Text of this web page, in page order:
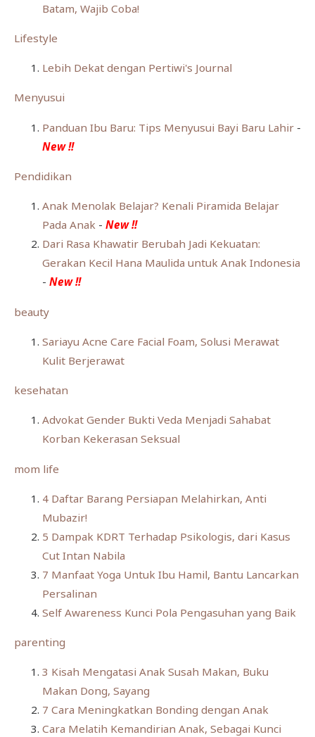
Batam, Wajib Coba!
Lifestyle
Lebih Dekat dengan Pertiwi's Journal
Menyusui
Panduan Ibu Baru: Tips Menyusui Bayi Baru Lahir-
New !!
Pendidikan
Anak Menolak Belajar? Kenali Piramida Belajar
Pada Anak- New !!
Dari Rasa Khawatir Berubah Jadi Kekuatan:
Gerakan Kecil Hana Maulida untuk Anak Indonesia
- New !!
beauty
Sariayu Acne Care Facial Foam, Solusi Merawat
Kulit Berjerawat
kesehatan
Advokat Gender Bukti Veda Menjadi Sahabat
Korban Kekerasan Seksual
mom life
4 Daftar Barang Persiapan Melahirkan, Anti
Mubazir!
5 Dampak KDRT Terhadap Psikologis, dari Kasus
Cut Intan Nabila
7 Manfaat Yoga Untuk Ibu Hamil, Bantu Lancarkan
Persalinan
Self Awareness Kunci Pola Pengasuhan yang Baik
parenting
3 Kisah Mengatasi Anak Susah Makan, Buku
Makan Dong, Sayang
7 Cara Meningkatkan Bonding dengan Anak
Cara Melatih Kemandirian Anak, Sebagai Kunci